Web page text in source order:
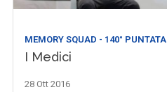
MEMORY SQUAD - 140° PUNTATA
I Medici
28 Ott 2016